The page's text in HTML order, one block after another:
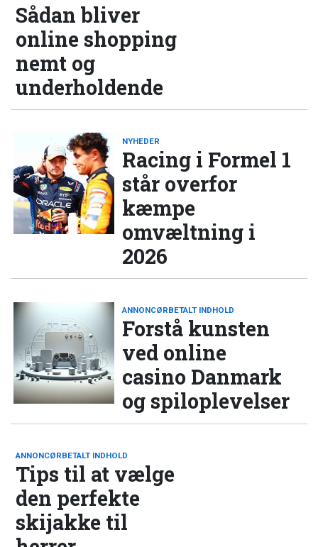
Sådan bliver
online shopping
nemt og
underholdende
NYHEDER
Racing i Formel 1
står overfor
kæmpe
omvæltning i
2026
ANNONCØRBETALT INDHOLD
Forstå kunsten
ved online
casino Danmark
og spiloplevelser
ANNONCØRBETALT INDHOLD
Tips til at vælge
den perfekte
skijakke til